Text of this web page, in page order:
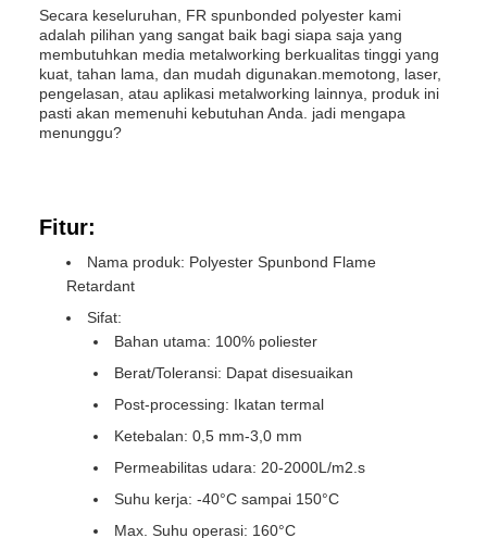
Secara keseluruhan, FR spunbonded polyester kami
adalah pilihan yang sangat baik bagi siapa saja yang
membutuhkan media metalworking berkualitas tinggi yang
kuat, tahan lama, dan mudah digunakan.memotong, laser,
pengelasan, atau aplikasi metalworking lainnya, produk ini
pasti akan memenuhi kebutuhan Anda. jadi mengapa
menunggu?
Fitur:
Nama produk: Polyester Spunbond Flame
Retardant
Sifat:
Bahan utama: 100% poliester
Berat/Toleransi: Dapat disesuaikan
Post-processing: Ikatan termal
Ketebalan: 0,5 mm-3,0 mm
Permeabilitas udara: 20-2000L/m2.s
Suhu kerja: -40°C sampai 150°C
Max. Suhu operasi: 160°C